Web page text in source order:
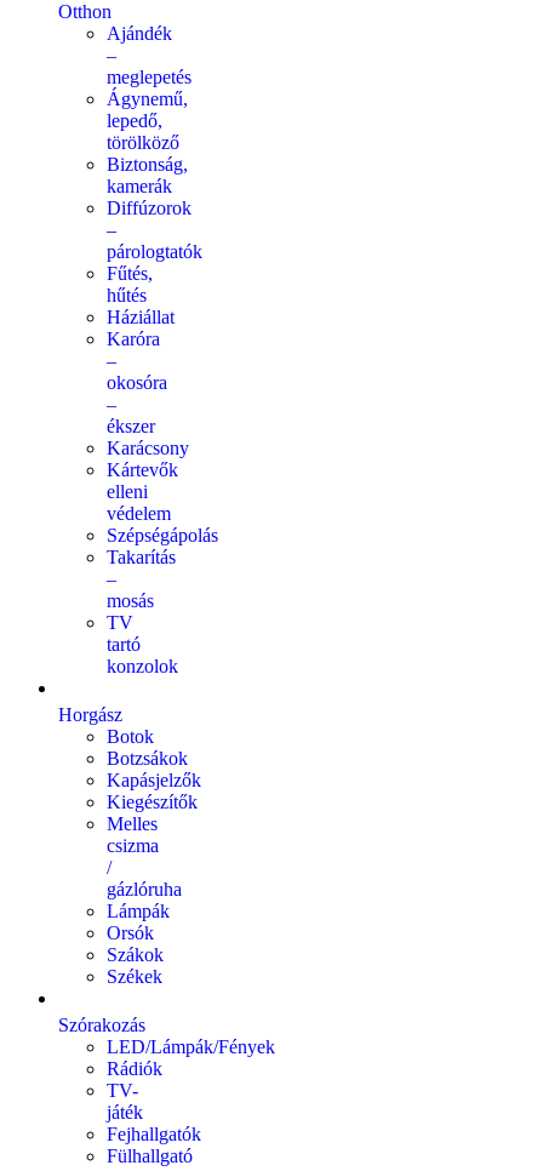
Otthon
Ajándék
–
meglepetés
Ágynemű,
lepedő,
törölköző
Biztonság,
kamerák
Diffúzorok
–
párologtatók
Fűtés,
hűtés
Háziállat
Karóra
–
okosóra
–
ékszer
Karácsony
Kártevők
elleni
védelem
Szépségápolás
Takarítás
–
mosás
TV
tartó
konzolok
Horgász
Botok
Botzsákok
Kapásjelzők
Kiegészítők
Melles
csizma
/
gázlóruha
Lámpák
Orsók
Szákok
Székek
Szórakozás
LED/Lámpák/Fények
Rádiók
TV-
játék
Fejhallgatók
Fülhallgató